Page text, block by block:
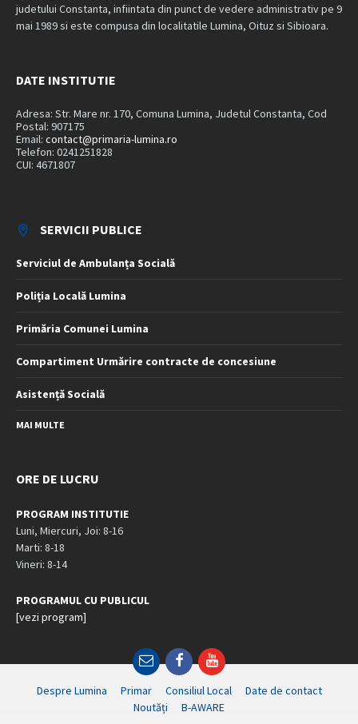
judetului Constanta, infiintata din punct de vedere administrativ pe 9
mai 1989 si este compusa din localitatile Lumina, Oituz si Sibioara.
DATE INSTITUTIE
Adresa: Str. Mare nr. 170, Comuna Lumina, Judetul Constanta, Cod
Postal: 907175
Email: contact@primaria-lumina.ro
Telefon: 0241251828
CUI: 4671807
SERVICII PUBLICE
Serviciul de Ambulanța Socială
Poliția Locală Lumina
Primăria Comunei Lumina
Compartiment Urmărire contracte de concesiune
Asistență Socială
MAI MULTE
ORE DE LUCRU
PROGRAM INSTITUTIE
Luni, Miercuri, Joi: 8-16
Marti: 8-18
Vineri: 8-14
PROGRAMUL CU PUBLICUL
[vezi program]
EmailFacebookYouTube
Despre Lumina Primar Consiliul Local
Date de contact
Noutăți
B-AWARE